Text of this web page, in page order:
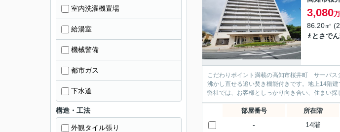
3,080
86.20㎡
とさで
こだわりポイント満載の高知市桜井町 サーパス
沸かし直せる追い焚き機能付きです。地上14階
弊社では、お客様としっかり向き合い、住まい
部屋番号 所在階
- 14階
室内洗濯機置場
給湯室
機械警備
都市ガス
下水道
構造・工法
外観タイル張り